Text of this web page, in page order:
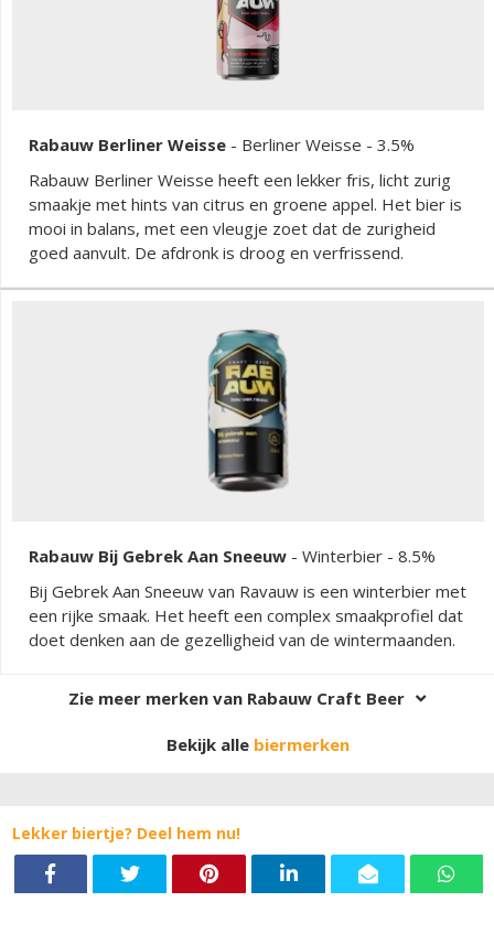
Rabauw Berliner Weisse - Berliner Weisse - 3.5%
Rabauw Berliner Weisse heeft een lekker fris, licht zurig
smaakje met hints van citrus en groene appel. Het bier is
mooi in balans, met een vleugje zoet dat de zurigheid
goed aanvult. De afdronk is droog en verfrissend.
Rabauw Bij Gebrek Aan Sneeuw - Winterbier - 8.5%
Bij Gebrek Aan Sneeuw van Ravauw is een winterbier met
een rijke smaak. Het heeft een complex smaakprofiel dat
doet denken aan de gezelligheid van de wintermaanden.
Zie meer merken van Rabauw Craft Beer
Bekijk alle biermerken
Lekker biertje? Deel hem nu!